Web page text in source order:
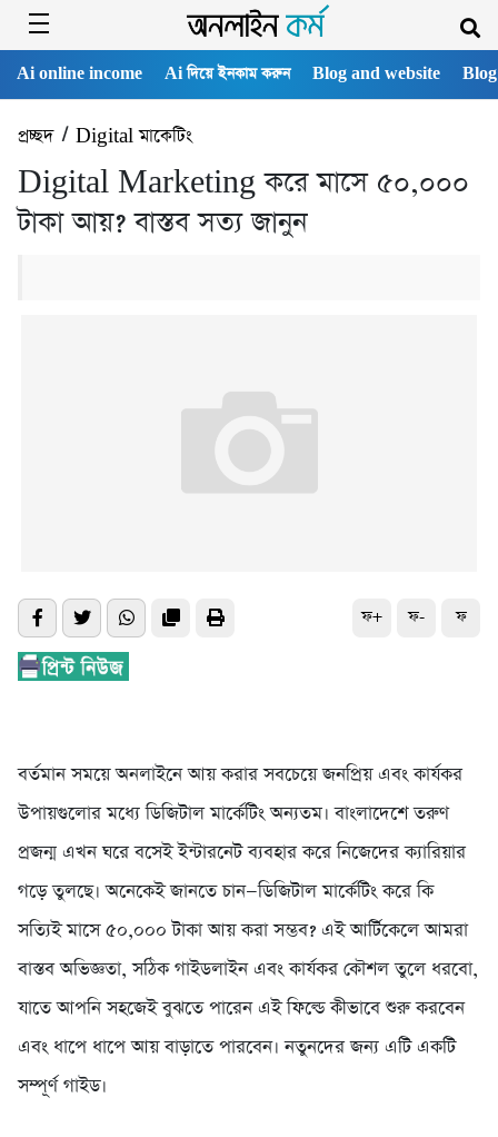
Ai online income Ai দিয়ে ইনকাম করুন Blog and website
প্রচ্ছদ/ Digital মাকেটিং
Digital Marketing করে মাসে ৫০,০০০
টাকা আয়? বাস্তব সত্য জানুন
ফ+ ফ- ফ
বর্তমান সময়ে অনলাইনে আয় করার সবচেয়ে জনপ্রিয় এবং কার্যকর
উপায়গুলোর মধ্যে ডিজিটাল মার্কেটিং অন্যতম। বাংলাদেশে তরুণ
প্রজন্ম এখন ঘরে বসেই ইন্টারনেট ব্যবহার করে নিজেদের ক্যারিয়ার
গড়ে তুলছে। অনেকেই জানতে চান—ডিজিটাল মার্কেটিং করে কি
সত্যিই মাসে ৫০,০০০ টাকা আয় করা সম্ভব? এই আর্টিকেলে আমরা
বাস্তব অভিজ্ঞতা, সঠিক গাইডলাইন এবং কার্যকর কৌশল তুলে ধরবো,
যাতে আপনি সহজেই বুঝতে পারেন এই ফিল্ডে কীভাবে শুরু করবেন
এবং ধাপে ধাপে আয় বাড়াতে পারবেন। নতুনদের জন্য এটি একটি
সম্পূর্ণ গাইড।